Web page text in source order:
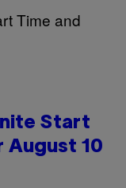
Start
August 10